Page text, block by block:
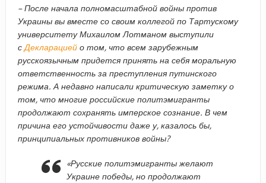
– ​После начала полномасштабной войны против
Украины вы вместе со своим коллегой по Тартускому
университету Михаилом Лотманом выступили
сДекларациейо том, что всем зарубежным
русскоязычным придется принять на себя моральную
ответственность за преступления путинского
режима. А недавно написали критическую заметку о
том, что многие российские политэмигранты
продолжают сохранять имперское сознание. В чем
причина его устойчивости даже у, казалось бы,
принципиальных противников войны?
«Русские политэмигранты желают
Украине победы, но продолжают